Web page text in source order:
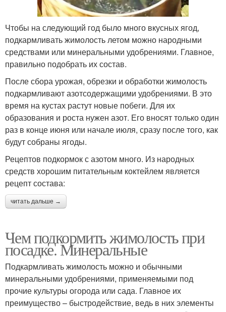
Чтобы на следующий год было много вкусных ягод,
подкармливать жимолость летом можно народными
средствами или минеральными удобрениями. Главное,
правильно подобрать их состав.
После сбора урожая, обрезки и обработки жимолость
подкармливают азотсодержащими удобрениями. В это
время на кустах растут новые побеги. Для их
образования и роста нужен азот. Его вносят только один
раз в конце июня или начале июля, сразу после того, как
будут собраны ягоды.
Рецептов подкормок с азотом много. Из народных
средств хорошим питательным коктейлем является
рецепт состава:
читать дальше →
Чем подкормить жимолость при
посадке. Минеральные
Подкармливать жимолость можно и обычными
минеральными удобрениями, применяемыми под
прочие культуры огорода или сада. Главное их
преимущество – быстродействие, ведь в них элементы